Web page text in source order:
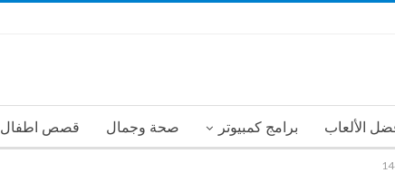
الألعاب برامج كمبيوتر صحة وجمال قصص اطفال